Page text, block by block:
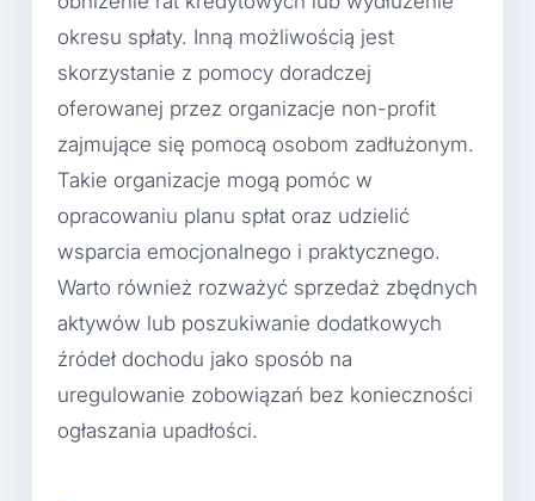
okresu spłaty. Inną możliwością jest
skorzystanie z pomocy doradczej
oferowanej przez organizacje non-profit
zajmujące się pomocą osobom zadłużonym.
Takie organizacje mogą pomóc w
opracowaniu planu spłat oraz udzielić
wsparcia emocjonalnego i praktycznego.
Warto również rozważyć sprzedaż zbędnych
aktywów lub poszukiwanie dodatkowych
źródeł dochodu jako sposób na
uregulowanie zobowiązań bez konieczności
ogłaszania upadłości.